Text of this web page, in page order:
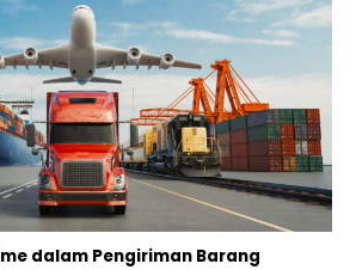
dalam Pengiriman Barang